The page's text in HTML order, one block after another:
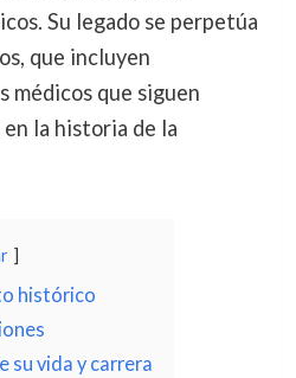
Su legado se perpetúa
que incluyen
médicos que siguen
la historia de la
histórico
su vida y carrera